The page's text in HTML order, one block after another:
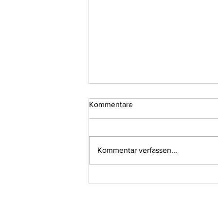
Kommentare
Kommentar verfassen...